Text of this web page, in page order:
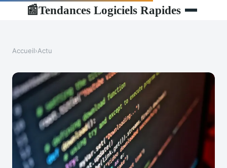
📰Tendances Logiciels Rapides
Accueil›Actu